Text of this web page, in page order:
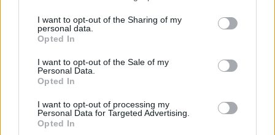
I want to opt-out of the Sharing of my
personal data.
Opted In
I want to opt-out of the Sale of my
Personal Data.
Opted In
I want to opt-out of processing my
Personal Data for Targeted Advertising.
Opted In
Στα 15 δισ. ευρώ ο στόχος για νέα δάνεια το 2026
- Η «ακτινογραφία» της κερδοφορίας των
τραπεζών το α΄ εξάμηνο
09/08/2026 - 10:52 ΤΡΑΠΕΖΕΣ
Ισπανία – Ιταλία: Κλιμακώνεται η αντιπαράθεση για
ελέγχους
09/08/2026 - 10:29